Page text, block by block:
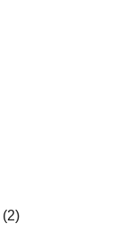
(2)